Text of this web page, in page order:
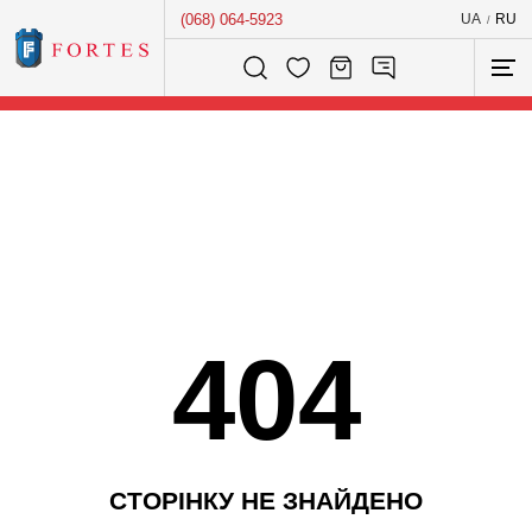
(068) 064-5923 UA / RU
Розумний пошук...
404
СТОРІНКУ НЕ ЗНАЙДЕНО